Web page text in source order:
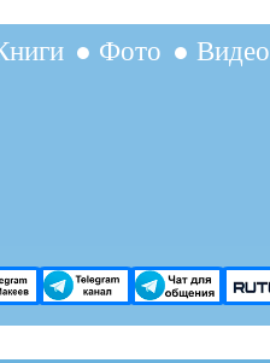
● Видео
● Фото